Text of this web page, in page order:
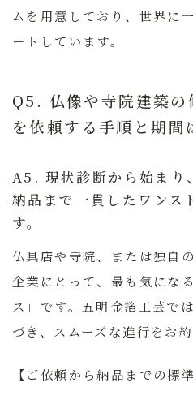
ムを用意しており、世界に
ートしています。
Q5. 仏像や寺院建築の
を依頼する手順と期間
A5. 現状診断から始まり
納品まで一貫したワンス
す。
仏具店や寺院、または独自
企業にとって、最も気にな
ス」です。 五明金箔工芸で
づき、スムーズな進行をお約
【ご依頼から納品までの標